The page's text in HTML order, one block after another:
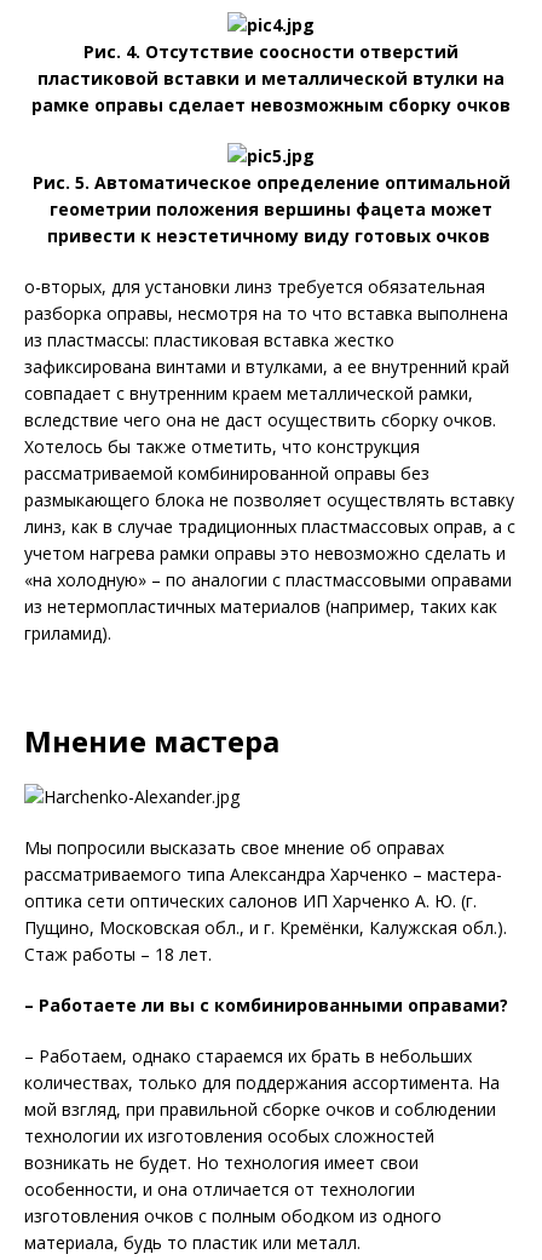
Рис. 4. Отсутствие соосности отверстий
пластиковой вставки и металлической втулки на
рамке оправы сделает невозможным сборку очков
Рис. 5. Автоматическое определение оптимальной
геометрии положения вершины фацета может
привести к неэстетичному виду готовых очков
о-вторых, для установки линз требуется обязательная
разборка оправы, несмотря на то что вставка выполнена
из пластмассы: пластиковая вставка жестко
зафиксирована винтами и втулками, а ее внутренний край
совпадает с внутренним краем металлической рамки,
вследствие чего она не даст осуществить сборку очков.
Хотелось бы также отметить, что конструкция
рассматриваемой комбинированной оправы без
размыкающего блока не позволяет осуществлять вставку
линз, как в случае традиционных пластмассовых оправ, а с
учетом нагрева рамки оправы это невозможно сделать и
«на холодную» – по аналогии с пластмассовыми оправами
из нетермопластичных материалов (например, таких как
гриламид).
Мнение мастера
Мы попросили высказать свое мнение об оправах
рассматриваемого типа Александра Харченко – мастера-
оптика сети оптических салонов ИП Харченко А. Ю. (г.
Пущино, Московская обл., и г. Кремёнки, Калужская обл.).
Стаж работы – 18 лет.
– Работаете ли вы с комбинированными оправами?
– Работаем, однако стараемся их брать в небольших
количествах, только для поддержания ассортимента. На
мой взгляд, при правильной сборке очков и соблюдении
технологии их изготовления особых сложностей
возникать не будет. Но технология имеет свои
особенности, и она отличается от технологии
изготовления очков с полным ободком из одного
материала, будь то пластик или металл.